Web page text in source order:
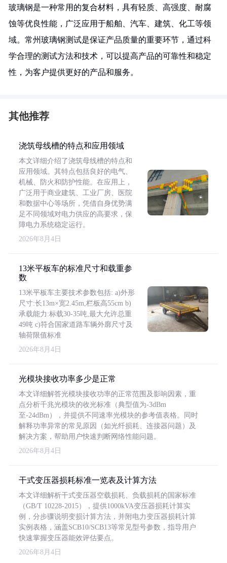
玻璃钢是一种常用的复合材料，具有轻质、高强度、耐腐
蚀等优良性能，广泛应用于船舶、汽车、建筑、化工等领
域。常州玻璃钢测试是保证产品质量的重要环节，通过科
学合理的测试方法和技术，可以提高产品的可靠性和稳定
性，为客户提供更好的产品和服务。
其他推荐
浇筑母线槽的特点和应用领域
本文详细介绍了浇筑母线槽的特点和
应用领域。其特点包括良好的电气、
机械、防火和防护性能。在应用上，
广泛用于商业建筑、工业厂房、医院
和数据中心等场所，凭借自身优势满
足不同领域对电力供应的高要求，保
障电力系统稳定运行。
2026年8月4日
13米平板车的标准尺寸和载重参
数
13米平板车主要技术参数包括: a)外形
尺寸:长13m×宽2.45m,栏板高55cm b)
承载能力:标载30-35吨,最大允许总重
49吨 c)符合国家道路车辆外廓尺寸及
轴荷限值标准
2026年8月4日
光模块接收功率多少是正常
本文详细解答光模块接收功率的正常范围及影响因素，重
点分析千兆光模块的收光标准（典型值为-3dBm
至-24dBm），并提供不同速率光模块的参考值表格。同时
解释功率异常的常见原因（如光纤损耗、连接器问题）及
解决方案，帮助用户快速判断网络性能问题。
2026年8月4日
干式变压器损耗标准一览表及计算方法
本文详细解析干式变压器空载损耗、负载损耗的国家标准
（GB/T 10228-2015），提供1000kVA变压器损耗计算实
例，分步骤说明变损计算方法，并附电力变压器损耗计算
实例表格，涵盖SCB10/SCB13等常见型号参数，指导用户
快速掌握变压器能效评估要点。
2026年8月4日